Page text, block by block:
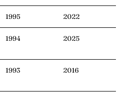
1995 2022
1994 2025
1993 2016